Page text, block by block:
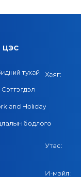
цэс
тухай
Сэтгэгдэл
and Holiday
бодлого
Хаяг:
Утас:
И-мэйл: